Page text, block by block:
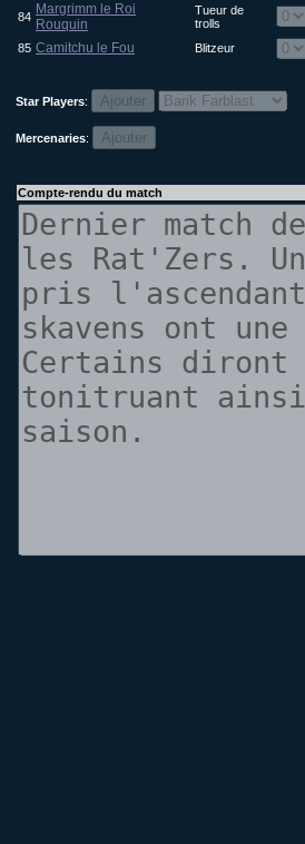
84 Margrimm le Roi
Rouquin
Tueur de
trolls
85 Camitchu le Fou Blitzeur
Star Players:
Mercenaries:
Compte-rendu du match